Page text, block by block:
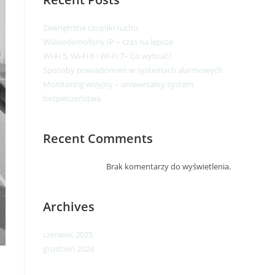
Zewnętrzne czujniki ruchu
Wideodomofony IP – czas na lepsze​
Wi-Fi 5, Wi-Fi 6 i Wi-Fi 7– Co wybrać?
Sposoby powiadomień w systemach alarmowych
Monitoring wizyjny – uniwersalny system
bezpieczeństwa
Recent Comments
Brak komentarzy do wyświetlenia.
Archives
czerwiec 2025
grudzień 2024